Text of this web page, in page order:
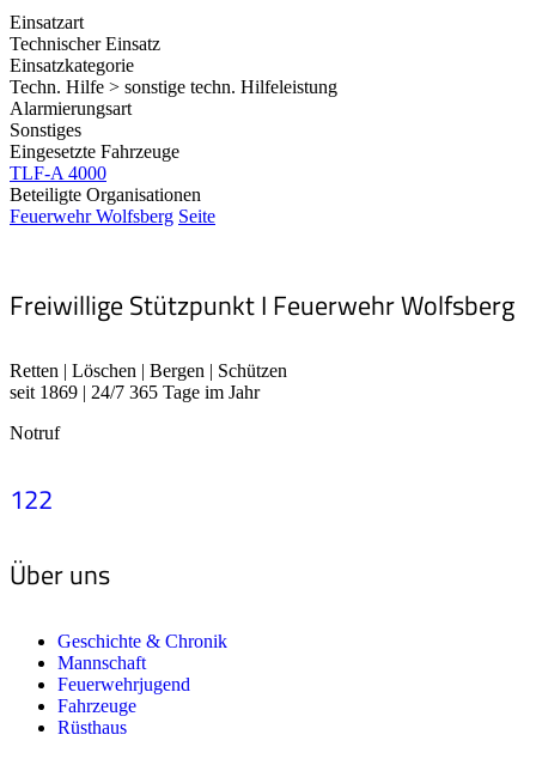
Einsatzart
Technischer Einsatz
Einsatzkategorie
Techn. Hilfe > sonstige techn. Hilfeleistung
Alarmierungsart
Sonstiges
Eingesetzte Fahrzeuge
TLF-A 4000
Beteiligte Organisationen
Feuerwehr Wolfsberg Seite
Freiwillige Stützpunkt I Feuerwehr Wolfsberg
Retten | Löschen | Bergen | Schützen
seit 1869 | 24/7 365 Tage im Jahr
Notruf
122
Über uns
Geschichte & Chronik
Mannschaft
Feuerwehrjugend
Fahrzeuge
Rüsthaus